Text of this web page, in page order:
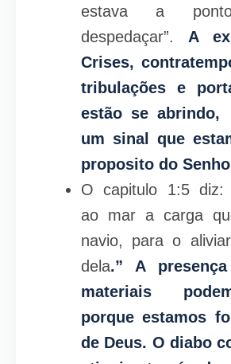
estava a
despedaçar”. A
Crises,
tribulações e
estão se
um sinal que
proposito do
O capitulo 1:5 diz:
ao mar a carga
navio, para o
dela.” A
materiais
porque estamos
de Deus. O diabo